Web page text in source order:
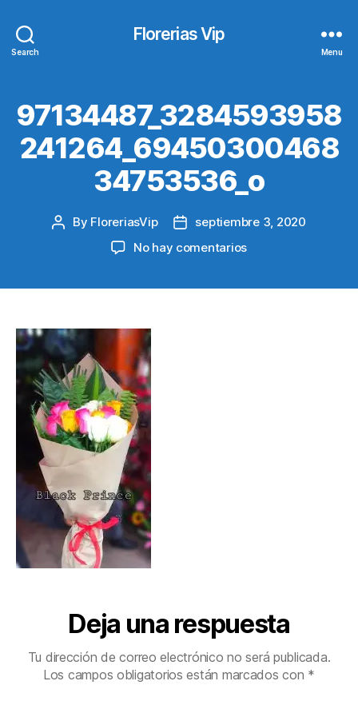
Search
Florerias Vip
Menu
97134487_3284593958
241264_69450300468
34753536_o
Post
By FloreriasVip
Postseptiembre 3, 2020
No hay comentariosen
Deja una respuesta
Tu dirección de correo electrónico no será publicada.
Los campos obligatorios están marcados con *